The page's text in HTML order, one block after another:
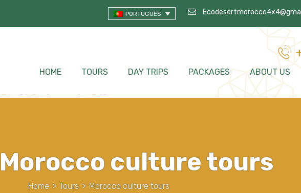
PORTUGUÊS
HOME TOURS DAY TRIPS PACKAGES ABOUT US
Morocco culture tours
Home > Tours > Morocco culture tours